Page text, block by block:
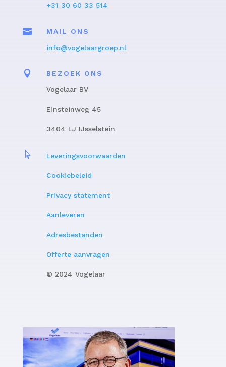
+31 30 60 33 514

MAIL ONS
info@vogelaargroep.nl

BEZOEK ONS
Vogelaar BV
Einsteinweg 45
3404 LJ IJsselstein
 Leveringsvoorwaarden
Cookiebeleid
Privacy statement
Aanleveren
Adresbestanden
Offerte aanvragen
© 2024 Vogelaar